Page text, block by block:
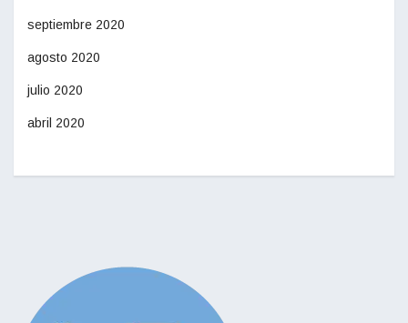
septiembre 2020
agosto 2020
julio 2020
abril 2020